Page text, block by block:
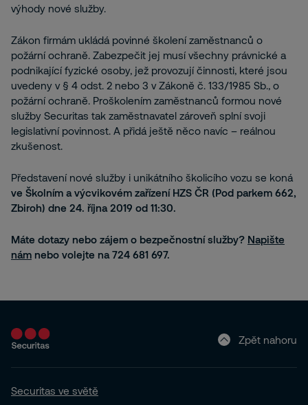
výhody nové služby.
Zákon firmám ukládá povinné školení zaměstnanců o
požární ochraně. Zabezpečit jej musí všechny právnické a
podnikající fyzické osoby, jež provozují činnosti, které jsou
uvedeny v § 4 odst. 2 nebo 3 v Zákoně č. 133/1985 Sb., o
požární ochraně. Proškolením zaměstnanců formou nové
služby Securitas tak zaměstnavatel zároveň splní svoji
legislativní povinnost. A přidá ještě něco navíc – reálnou
zkušenost.
Představení nové služby i unikátního školicího vozu se koná
ve Školním a výcvikovém zařízení HZS ČR (Pod parkem 662,
Zbiroh) dne 24. října 2019 od 11:30.
Máte dotazy nebo zájem o bezpečnostní služby? Napište
nám nebo volejte na 724 681 697.
Zpět nahoru
Securitas ve světě